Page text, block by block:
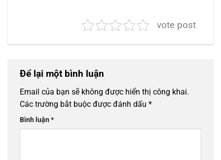
vote post
Để lại một bình luận
Email của bạn sẽ không được hiển thị công khai.
Các trường bắt buộc được đánh dấu *
Bình luận*